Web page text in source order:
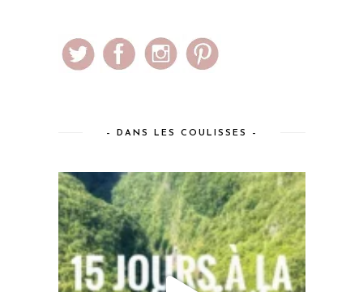
– DANS LES COULISSES –